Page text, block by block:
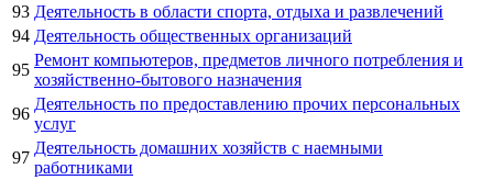
93 Деятельность в области спорта, отдыха и развлечений
94 Деятельность общественных организаций
95
Ремонт компьютеров, предметов личного потребления и
хозяйственно-бытового назначения
96
Деятельность по предоставлению прочих персональных
услуг
97
Деятельность домашних хозяйств с наемными
работниками